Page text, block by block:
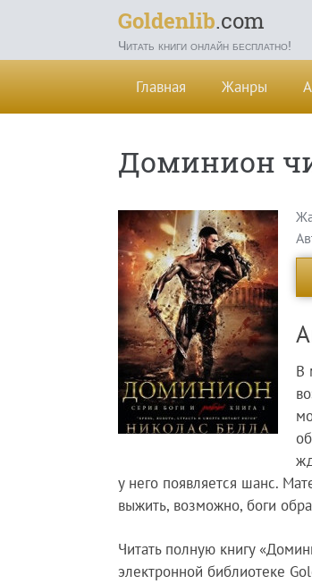
Goldenlib.com
Читать книги онлайн бесплатно!
Главная Жанры
Доминион
В
у него появляется шанс.
выжить, возможно, боги
Читать полную книгу
электронной библиотеке